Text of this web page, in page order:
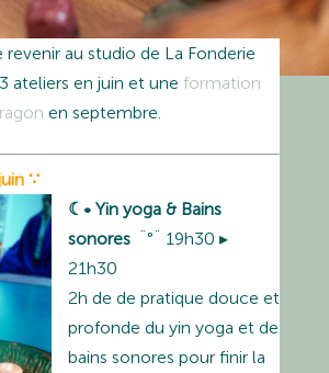
revenir au studio de La Fonderie
ateliers en juin et une formation
en septembre.
∵
☾• Yin yoga & Bains
sonores¨°¨ 19h30 ▸
21h30
2h de de pratique douce et
profonde du yin yoga et de
bains sonores pour finir la